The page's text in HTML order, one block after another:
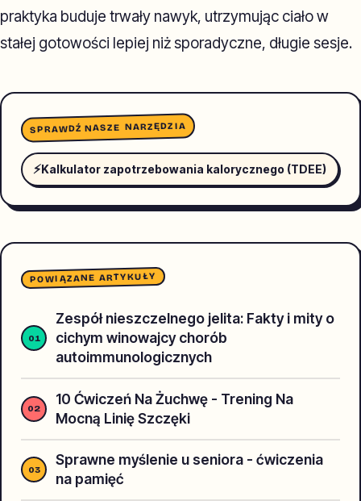
praktyka buduje trwały nawyk, utrzymując ciało w
stałej gotowości lepiej niż sporadyczne, długie sesje.
SPRAWDŹ NASZE NARZĘDZIA
⚡Kalkulator zapotrzebowania kalorycznego (TDEE)
POWIĄZANE ARTYKUŁY
Zespół nieszczelnego jelita: Fakty i mity o
cichym winowajcy chorób
autoimmunologicznych
10 Ćwiczeń Na Żuchwę - Trening Na
Mocną Linię Szczęki
Sprawne myślenie u seniora - ćwiczenia
na pamięć